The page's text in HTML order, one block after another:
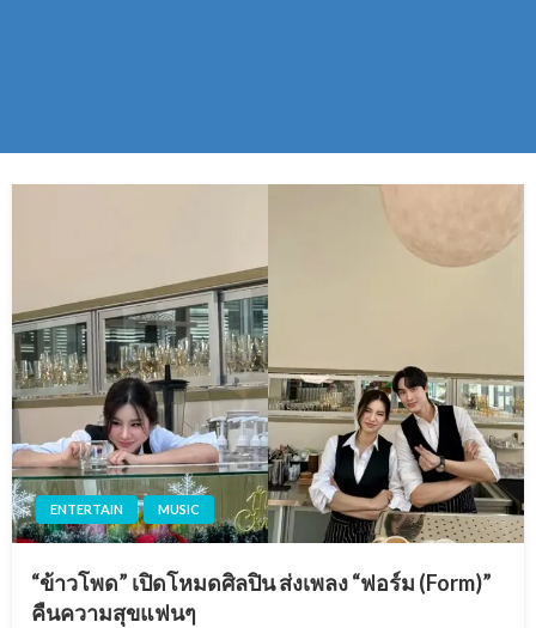
ENTERTAIN MUSIC
“ข้าวโพด” เปิดโหมดศิลปิน ส่งเพลง “ฟอร์ม (Form)”
คืนความสุขแฟนๆ